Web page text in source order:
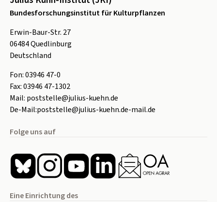
Bundesforschungsinstitut für Kulturpflanzen
Erwin-Baur-Str. 27
06484Quedlinburg
Deutschland
Fon:03946 47-0
Fax:03946 47-1302
Mail: poststelle@julius-kuehn.de
De-Mail:poststelle@julius-kuehn.de-mail.de
Folge uns auf
Eine Einrichtung des